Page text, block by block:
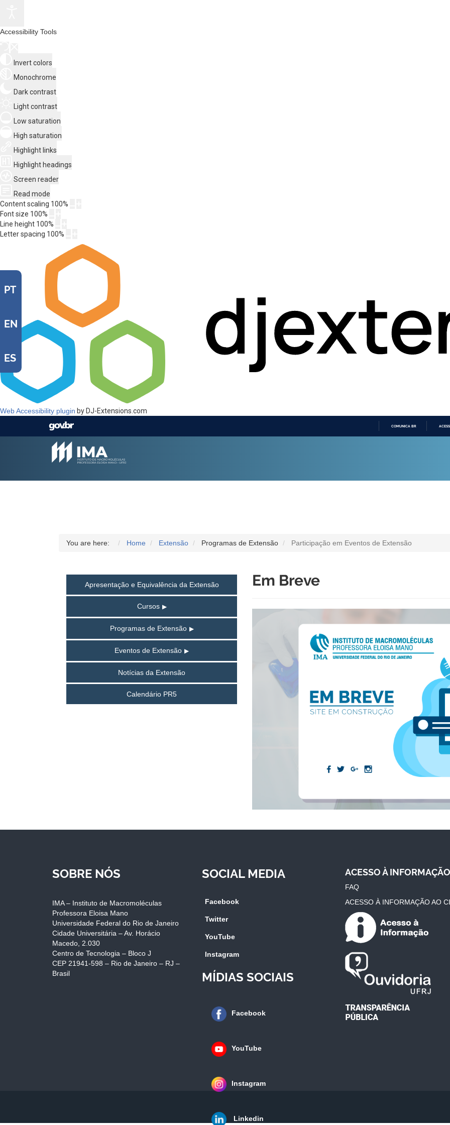
Accessibility Tools
Invert colors
Monochrome
Dark contrast
Light contrast
Low saturation
High saturation
Highlight links
Highlight headings
Screen reader
Read mode
Content scaling 100%
Font size 100%
Line height 100%
Letter spacing 100%
Web Accessibility plugin by DJ-Extensions.com
COMUNICA BR
PT
EN
ES
You are here: Home Extensão Programas de Extensão Participação em Eventos de Extensão
Apresentação e Equivalência da Extensão
Cursos
Programas de Extensão
Eventos de Extensão
Notícias da Extensão
Calendário PR5
Em Breve
SOBRE NÓS
IMA – Instituto de Macromoléculas
Professora Eloisa Mano
Universidade Federal do Rio de Janeiro
Cidade Universitária – Av. Horácio
Macedo, 2.030
Centro de Tecnologia – Bloco J
CEP 21941-598 – Rio de Janeiro – RJ –
Brasil
SOCIAL MEDIA
Facebook
Twitter
YouTube
Instagram
MÍDIAS SOCIAIS
Facebook
YouTube
Instagram
Linkedin
ACESSO À INFORMAÇÃO
FAQ
ACESSO À INFORMAÇÃO AO